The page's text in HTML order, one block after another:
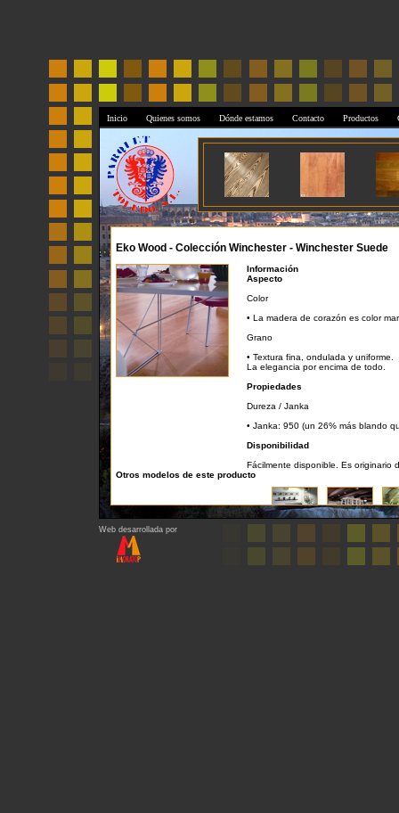
Web desarrollada por
Inicio Quienes somos Dónde estamos Contacto Productos
Eko Wood - Colección Winchester - Winchester Suede
Información
Aspecto
Color
• La madera de corazón es color
Grano
• Textura fina, ondulada y uniforme.
La elegancia por encima de todo.
Propiedades
Dureza / Janka
• Janka: 950 (un 26% más blando
Disponibilidad
Fácilmente disponible. Es originario
Otros modelos de este producto
Regresar